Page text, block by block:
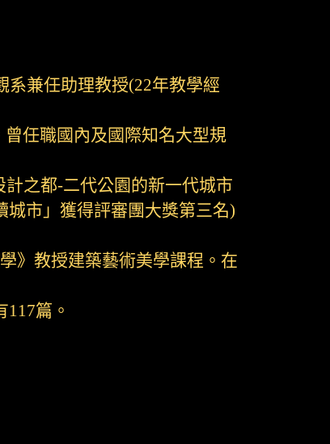
兼任助理教授(22年教學經
任職國內及國際知名大型規
之都-二代公園的新一代城市
城市」獲得評審團大獎第三名)
》教授建築藝術美學課程。在
篇。